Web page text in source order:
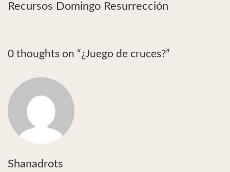
Recursos Domingo Resurrección
0 thoughts on “¿Juego de cruces?”
Shanadrots